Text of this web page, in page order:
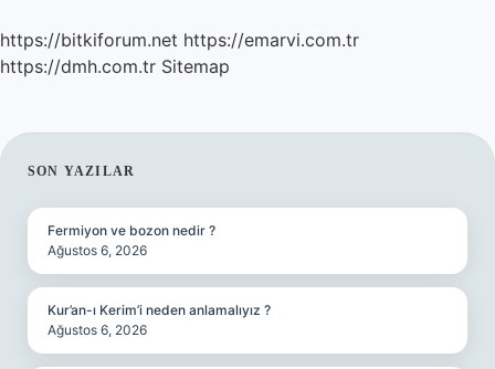
https://bitkiforum.net https://emarvi.com.tr
https://dmh.com.tr Sitemap
SIDEBAR
SON YAZILAR
Fermiyon ve bozon nedir ?
Ağustos 6, 2026
Kur’an-ı Kerim’i neden anlamalıyız ?
Ağustos 6, 2026